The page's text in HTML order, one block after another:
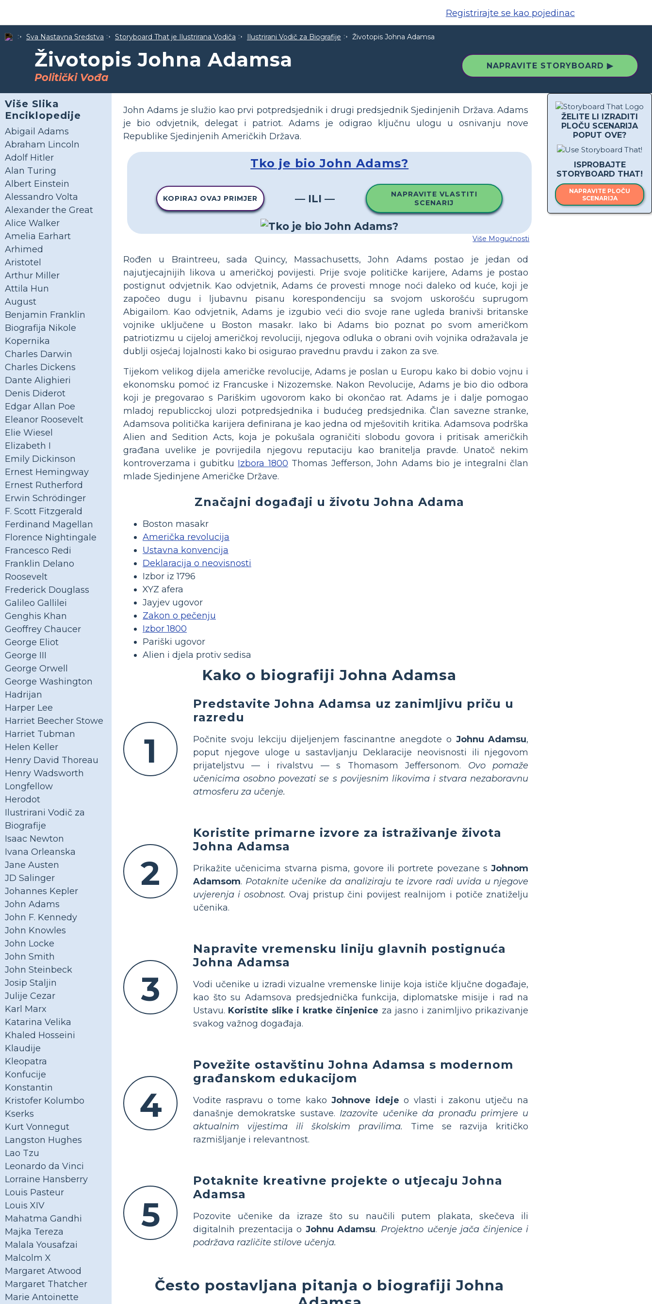
Registrirajte se kao pojedinac
Sva Nastavna Sredstva Storyboard That je Ilustrirana Vodiča Ilustrirani Vodič za Biografije Životopis Johna Adamsa
Životopis Johna Adamsa
Politički Vođa
NAPRAVITE STORYBOARD ▶
Više Slika
Enciklopedije
Abigail Adams
Abraham Lincoln
Adolf Hitler
Alan Turing
Albert Einstein
Alessandro Volta
Alexander the Great
Alice Walker
Amelia Earhart
Arhimed
Aristotel
Arthur Miller
Attila Hun
August
Benjamin Franklin
Biografija Nikole
Kopernika
Charles Darwin
Charles Dickens
Dante Alighieri
Denis Diderot
Edgar Allan Poe
Eleanor Roosevelt
Elie Wiesel
Elizabeth I
Emily Dickinson
Ernest Hemingway
Ernest Rutherford
Erwin Schrödinger
F. Scott Fitzgerald
Ferdinand Magellan
Florence Nightingale
Francesco Redi
Franklin Delano
Roosevelt
Frederick Douglass
Galileo Gallilei
Genghis Khan
Geoffrey Chaucer
George Eliot
George III
George Orwell
George Washington
Hadrijan
Harper Lee
Harriet Beecher Stowe
Harriet Tubman
Helen Keller
Henry David Thoreau
Henry Wadsworth
Longfellow
Herodot
Ilustrirani Vodič za
Biografije
Isaac Newton
Ivana Orleanska
Jane Austen
JD Salinger
Johannes Kepler
John Adams
John F. Kennedy
John Knowles
John Locke
John Smith
John Steinbeck
Josip Staljin
Julije Cezar
Karl Marx
Katarina Velika
Khaled Hosseini
Klaudije
Kleopatra
Konfucije
Konstantin
Kristofer Kolumbo
Kserks
Kurt Vonnegut
Langston Hughes
Lao Tzu
Leonardo da Vinci
Lorraine Hansberry
Louis Pasteur
Louis XIV
Mahatma Gandhi
Majka Tereza
Malala Yousafzai
Malcolm X
Margaret Atwood
Margaret Thatcher
Marie Antoinette
ŽELITE LI IZRADITI
PLOČU SCENARIJA
POPUT OVE?
ISPROBAJTE
STORYBOARD THAT!
NAPRAVITE PLOČU
SCENARIJA
John Adams je služio kao prvi potpredsjednik i drugi predsjednik Sjedinjenih Država. Adams
je bio odvjetnik, delegat i patriot. Adams je odigrao ključnu ulogu u osnivanju nove
Republike Sjedinjenih Američkih Država.
Tko je bio John Adams?
KOPIRAJ OVAJ PRIMJER — ILI —
NAPRAVITE VLASTITI
SCENARIJ
Više Mogućnosti
Rođen u Braintreeu, sada Quincy, Massachusetts, John Adams postao je jedan od
najutjecajnijih likova u američkoj povijesti. Prije svoje političke karijere, Adams je postao
postignut odvjetnik. Kao odvjetnik, Adams će provesti mnoge noći daleko od kuće, koji je
započeo dugu i ljubavnu pisanu korespondenciju sa svojom uskorošću suprugom
Abigailom. Kao odvjetnik, Adams je izgubio veći dio svoje rane ugleda branivši britanske
vojnike uključene u Boston masakr. Iako bi Adams bio poznat po svom američkom
patriotizmu u cijeloj američkoj revoluciji, njegova odluka o obrani ovih vojnika odražavala je
dublji osjećaj lojalnosti kako bi osigurao pravednu pravdu i zakon za sve.
Tijekom velikog dijela američke revolucije, Adams je poslan u Europu kako bi dobio vojnu i
ekonomsku pomoć iz Francuske i Nizozemske. Nakon Revolucije, Adams je bio dio odbora
koji je pregovarao s Pariškim ugovorom kako bi okončao rat. Adams je i dalje pomogao
mladoj republicckoj ulozi potpredsjednika i budućeg predsjednika. Član savezne stranke,
Adamsova politička karijera definirana je kao jedna od mješovitih kritika. Adamsova podrška
Alien and Sedition Acts, koja je pokušala ograničiti slobodu govora i pritisak američkih
građana uvelike je povrijedila njegovu reputaciju kao branitelja pravde. Unatoč nekim
kontroverzama i gubitku Izbora 1800 Thomas Jefferson, John Adams bio je integralni član
mlade Sjedinjene Američke Države.
Značajni događaji u životu Johna Adama
Boston masakr
Američka revolucija
Ustavna konvencija
Deklaracija o neovisnosti
Izbor iz 1796
XYZ afera
Jayjev ugovor
Zakon o pečenju
Izbor 1800
Pariški ugovor
Alien i djela protiv sedisa
Kako o biografiji Johna Adamsa
1
Predstavite Johna Adamsa uz zanimljivu priču u
razredu
Počnite svoju lekciju dijeljenjem fascinantne anegdote o Johnu Adamsu,
poput njegove uloge u sastavljanju Deklaracije neovisnosti ili njegovom
prijateljstvu — i rivalstvu — s Thomasom Jeffersonom. Ovo pomaže
učenicima osobno povezati se s povijesnim likovima i stvara nezaboravnu
atmosferu za učenje.
2
Koristite primarne izvore za istraživanje života
Johna Adamsa
Prikažite učenicima stvarna pisma, govore ili portrete povezane sJohnom
Adamsom. Potaknite učenike da analiziraju te izvore radi uvida u njegove
uvjerenja i osobnost. Ovaj pristup čini povijest realnijom i potiče znatiželju
učenika.
3
Napravite vremensku liniju glavnih postignuća
Johna Adamsa
Vodi učenike u izradi vizualne vremenske linije koja ističe ključne događaje,
kao što su Adamsova predsjednička funkcija, diplomatske misije i rad na
Ustavu. Koristite slike i kratke činjenice za jasno i zanimljivo prikazivanje
svakog važnog događaja.
4
Povežite ostavštinu Johna Adamsa s modernom
građanskom edukacijom
Vodite raspravu o tome kakoJohnove ideje o vlasti i zakonu utječu na
današnje demokratske sustave. Izazovite učenike da pronađu primjere u
aktualnim vijestima ili školskim pravilima. Time se razvija kritičko
razmišljanje i relevantnost.
5
Potaknite kreativne projekte o utjecaju Johna
Adamsa
Pozovite učenike da izraze što su naučili putem plakata, skečeva ili
digitalnih prezentacija o Johnu Adamsu. Projektno učenje jača činjenice i
podržava različite stilove učenja.
Često postavljana pitanja o biografiji Johna